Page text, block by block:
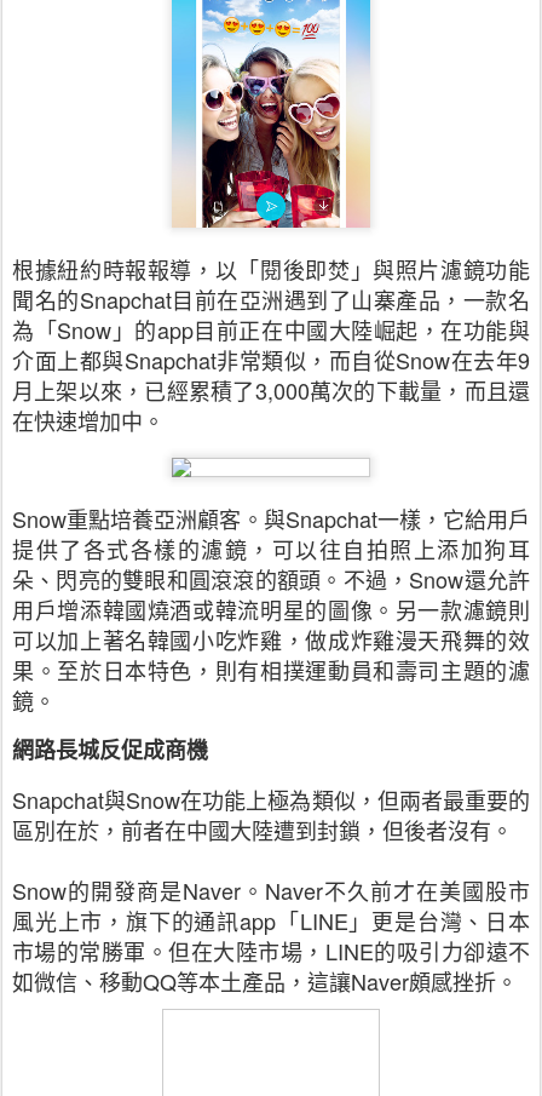
根據紐約時報報導，以「閱後即焚」與照片濾鏡功能
聞名的Snapchat目前在亞洲遇到了山寨產品，一款名
為「Snow 」的app目前正在中國大陸崛起，在功能與
介面上都與Snapchat非常類似，而自從Snow在去年9
月上架以來，已經累積了3,000萬次的下載量，而且還
在快速增加中。
Snow重點培養亞洲顧客。與Snapchat一樣，它給用戶
提供了各式各樣的濾鏡，可以往自拍照上添加狗耳
朵、閃亮的雙眼和圓滾滾的額頭。不過， Snow還允許
用戶增添韓國燒酒或韓流明星的圖像。另一款濾鏡則
可以加上著名韓國小吃炸雞，做成炸雞漫天飛舞的效
果。至於日本特色，則有相撲運動員和壽司主題的濾
鏡。
網路長城反促成商機
Snapchat與Snow在功能上極為類似，但兩者最重要的
區別在於，前者在中國大陸遭到封鎖，但後者沒有。
Snow的開發商是Naver 。 Naver不久前才在美國股市
風光上市，旗下的通訊app 「LINE 」更是台灣、日本
市場的常勝軍。但在大陸市場， LINE的吸引力卻遠不
如微信、移動QQ等本土產品，這讓Naver頗感挫折。